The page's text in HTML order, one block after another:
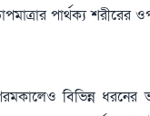
পার্থক্য
বিভিন্ন